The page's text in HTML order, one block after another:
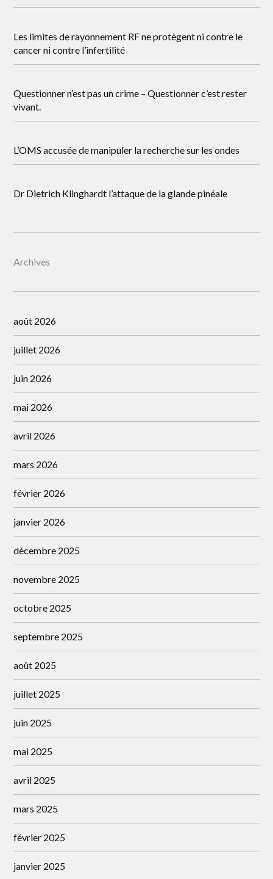
Les limites de rayonnement RF ne protègent ni contre le
cancer ni contre l’infertilité
Questionner n’est pas un crime – Questionner c’est rester
vivant.
L’OMS accusée de manipuler la recherche sur les ondes
Dr Dietrich Klinghardt l’attaque de la glande pinéale
Archives
août 2026
juillet 2026
juin 2026
mai 2026
avril 2026
mars 2026
février 2026
janvier 2026
décembre 2025
novembre 2025
octobre 2025
septembre 2025
août 2025
juillet 2025
juin 2025
mai 2025
avril 2025
mars 2025
février 2025
janvier 2025